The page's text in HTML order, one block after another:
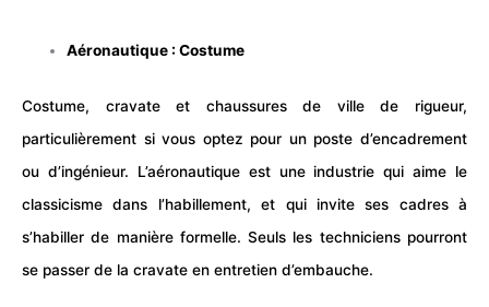
Aéronautique : Costume
Costume, cravate et chaussures de ville de rigueur,
particulièrement si vous optez pour un poste d’encadrement
ou d’ingénieur. L’aéronautiqueest une industrie qui aime le
classicisme dans l’habillement, et qui invite ses cadres à
s’habiller de manière formelle. Seuls les techniciens pourront
se passer de la cravate en entretien d’embauche.